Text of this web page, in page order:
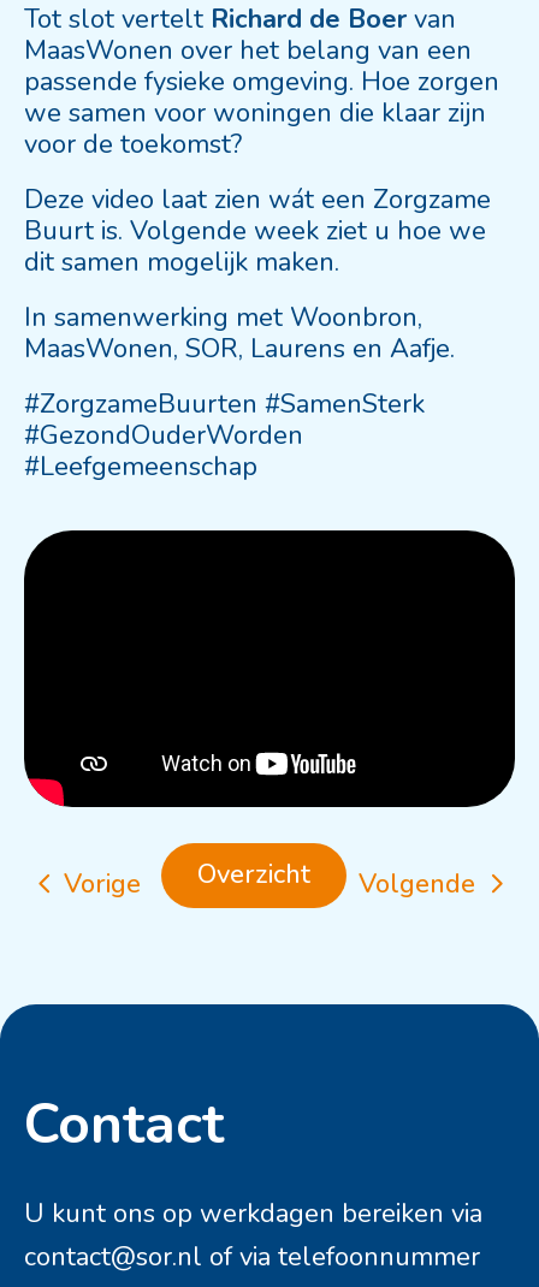
Tot slot vertelt Richard de Boer van
MaasWonen over het belang van een
passende fysieke omgeving. Hoe zorgen
we samen voor woningen die klaar zijn
voor de toekomst?
Deze video laat zien wát een Zorgzame
Buurt is. Volgende week ziet u hoe we
dit samen mogelijk maken.
In samenwerking met Woonbron,
MaasWonen, SOR, Laurens en Aafje.
#ZorgzameBuurten #SamenSterk
#GezondOuderWorden
#Leefgemeenschap
Volgende
Overzicht
Vorige
Contactinformatie
Contact
U kunt ons op werkdagen bereiken via
contact@sor.nl of via telefoonnummer